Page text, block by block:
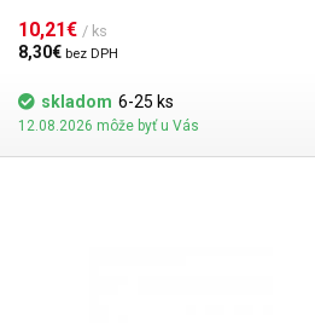
10,21€ / ks
8,30€ bez DPH
skladom 6-25 ks
12.08.2026 môže byť u Vás